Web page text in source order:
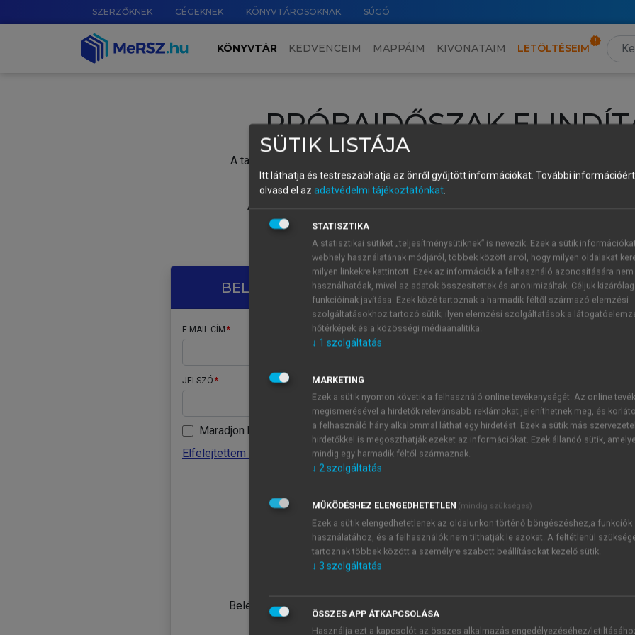
SZERZŐKNEK CÉGEKNEK KÖNYVTÁROSOKNAK SÚGÓ
KÖNYVTÁR KEDVENCEIM MAPPÁIM KIVONATAIM LETÖLTÉSEIM
PRÓBAIDŐSZAK
A tartalom megtekintéséhez lépj be a saját fiókoddal, iskolai azonosítóddal vagy
Új felhasználóként1 óra díjmentes hozzáférésrevagy
A próbaidőszak elindításához,
vagy hozz
A regisztráció után a
BELÉPÉS SAJÁT FIÓKKAL
E-MAIL-CÍM
JELSZÓ
Maradjon belépve
Elfelejtettem a jelszavamat
Belépés intézményi azonosítóval
ÚJ FIÓK
1 óra
JELSZÓ
Kérek értesítést a MeRSZ
Kérek értesítést az
SÜTIK LISTÁJA
Itt láthatja és testreszabhatja az önről gyűjtött információkat. További
olvasd el az adatvédelmi tájékoztatónkat.
STATISZTIKA
A statisztikai sütiket „teljesítménysütiknek” is nevezik. Ezek a sütik
webhely használatának módjáról, többek között arról, hogy milyen oldalakat
milyen linkekre kattintott. Ezek az információk a felhasználó azonosítására nem
használhatóak, mivel az adatok összesítettek és anonimizáltak. Céljuk
funkcióinak javítása. Ezek közé tartoznak a harmadik féltől származó elemzési
szolgáltatásokhoz tartozó sütik; ilyen elemzési szolgáltatások a
hőtérképek és a közösségi médiaanalitika.
↓ 1 szolgáltatás
MARKETING
Ezek a sütik nyomon követik a felhasználó online tevékenységét. Az online
megismerésével a hirdetők relevánsabb reklámokat jeleníthetnek meg, és
a felhasználó hány alkalommal láthat egy hirdetést. Ezek a sütik más
hirdetőkkel is megoszthatják ezeket az információkat. Ezek állandó sütik,
mindig egy harmadik féltől származnak.
↓ 2szolgáltatás
MŰKÖDÉSHEZ ELENGEDHETETLEN (mindig szükséges)
Ezek a sütik elengedhetetlenek az oldalunkon történő böngészéshez,a funkciók
használatához, és a felhasználók nem tilthatják le azokat. A feltétlenül
tartoznak többek között a személyre szabott beállításokat kezelő sütik.
↓ 3 szolgáltatás
ÖSSZES APP ÁTKAPCSOLÁSA
Használja ezt a kapcsolót az összes alkalmazás engedélyezéséhez/